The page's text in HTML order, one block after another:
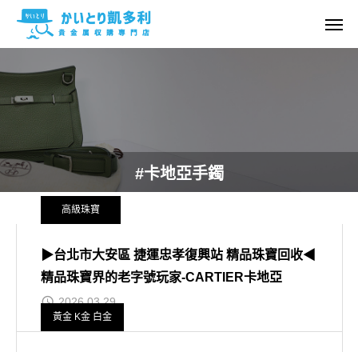
#卡地亞手鐲
高級珠寶
▶台北市大安區 捷運忠孝復興站 精品珠寶回收◀
精品珠寶界的老字號玩家-CARTIER卡地亞
2026.03.29
黃金 K金 白金